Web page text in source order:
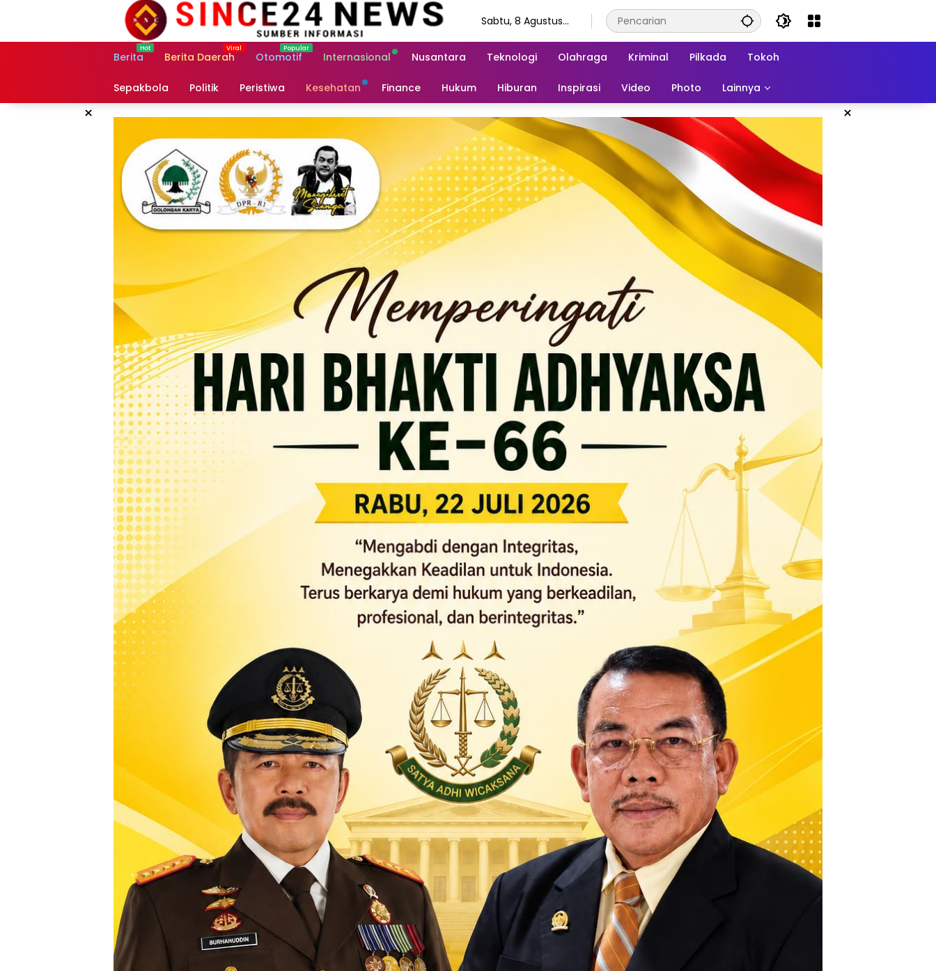
Sabtu, 8 Agustus
Berita
Berita Daerah Otomotif Internasional Nusantara Teknologi Olahraga Kriminal Pilkada Tokoh
Sepakbola Politik Peristiwa Kesehatan Finance Hukum Hiburan Inspirasi Video Photo Lainnya
× ×